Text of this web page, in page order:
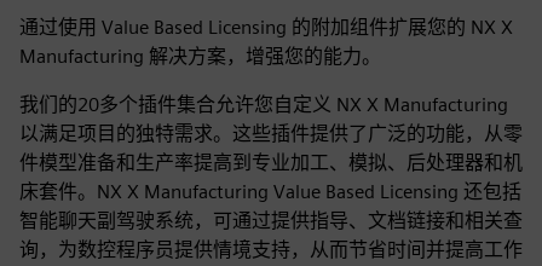
通过使用 Value Based Licensing 的附加组件扩展您的 NX X
Manufacturing 解决方案，增强您的能力。
我们的20多个插件集合允许您自定义 NX X Manufacturing
以满足项目的独特需求。这些插件提供了广泛的功能，从零
件模型准备和生产率提高到专业加工、模拟、后处理器和机
床套件。NX X Manufacturing Value Based Licensing 还包括
智能聊天副驾驶系统，可通过提供指导、文档链接和相关查
询，为数控程序员提供情境支持，从而节省时间并提高工作